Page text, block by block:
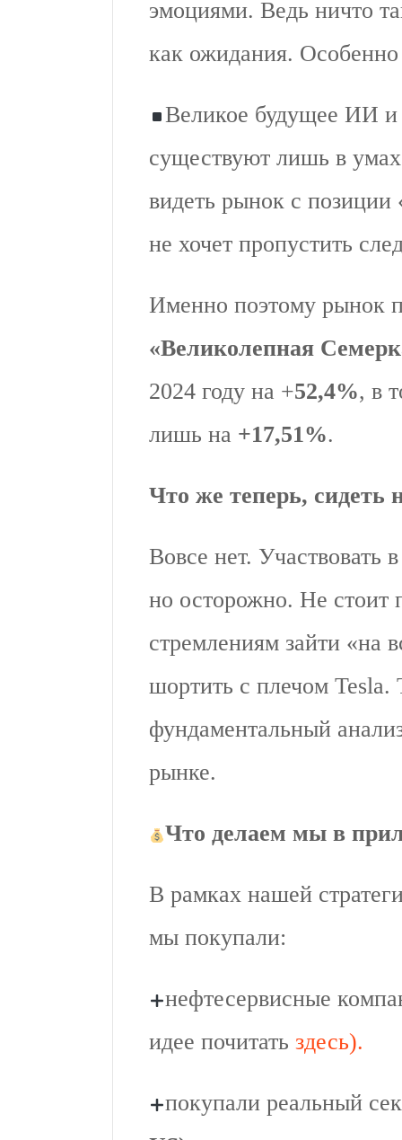
эмоциями. Ведь ничто
как ожидания.
Великое будущее ИИ и
существуют лишь в
видеть рынок с
не хочет пропустить
Именно поэтому рынок
«Великолепная
2024 году на +52,4%, в
лишь на +17,51%.
Что же теперь, сидеть
Вовсе нет. Участвовать
но осторожно. Не стоит
стремлениям зайти «на
шортить с плечом Tesla.
фундаментальный
рынке.
Что делаем мы в
В рамках нашей
мы покупали:
нефтесервисные
идее почитать здесь).
покупали реальный